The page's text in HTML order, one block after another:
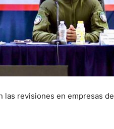
las revisiones en empresas de